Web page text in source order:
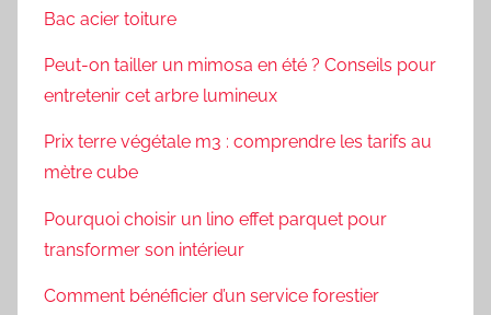
Bac acier toiture
Peut-on tailler un mimosa en été ? Conseils pour
entretenir cet arbre lumineux
Prix terre végétale m3 : comprendre les tarifs au
mètre cube
Pourquoi choisir un lino effet parquet pour
transformer son intérieur
Comment bénéficier d’un service forestier